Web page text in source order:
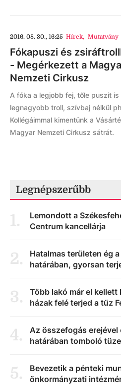
2016. 08. 30., 16:25 Hírek, Mutatvány
Fókapuszi és
- Megérkezett a
Nemzeti Cirkusz
A fóka a legjobb fej, tőle puszit
legnagyobb troll, szívbaj nélkül
Kollégáimmal kimentünk a
Magyar Nemzeti Cirkusz sátrát.
Legnépszerűbb
1.
Lemondott a
Centrum kancellárja
2.
Hatalmas területen ég
határában, gyorsan
3.
Több lakó már el
házak felé terjed a tűz
4.
Az összefogás erejével
határában tomboló
5.
Bevezetik a pénteki
önkormányzati